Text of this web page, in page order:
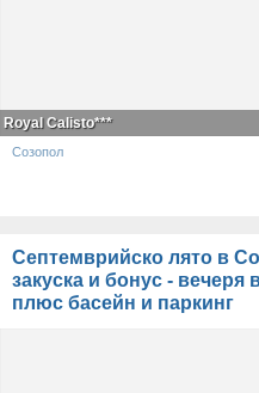
Royal Calisto***
Созопол
Септемврийско лято в
закуска и бонус -
плюс басейн и паркинг